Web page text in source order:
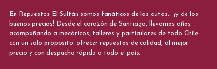
En Repuestos El Sultán somos fanáticos de los autos... ¡y de los
buenos precios! Desde el corazón de Santiago, llevamos años
acompañando a mecánicos, talleres y particulares de todo Chile
con un solo propósito: ofrecer repuestos de calidad, al mejor
precio y con despacho rápido a todo el país.